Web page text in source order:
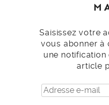
Saisissez votre
vous abonner à
une
article
Adresse
e-